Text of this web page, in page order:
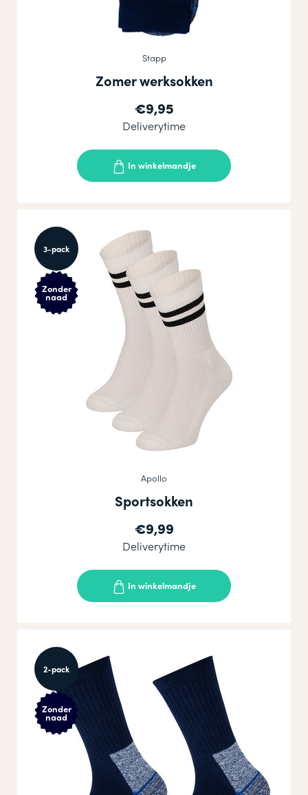
Stapp
Zomer werksokken
€9,95
Deliverytime
In winkelmandje
3-pack
Zonder
naad
Apollo
Sportsokken
€9,99
Deliverytime
In winkelmandje
2-pack
Zonder
naad